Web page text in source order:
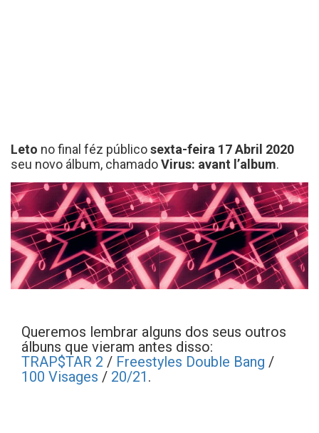
Leto no final féz públicosexta-feira 17 Abril 2020
seu novo álbum, chamadoVirus: avant l’album.
Queremos lembrar alguns dos seus outros
álbuns que vieram antes disso:
TRAP$TAR 2 / Freestyles Double Bang /
100 Visages / 20/21 .